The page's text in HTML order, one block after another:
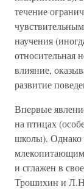
течение
научения
относительная
влияние,
развитие
Впервые
на птицах
школы). Однако
и сглажен в
Трошихин и